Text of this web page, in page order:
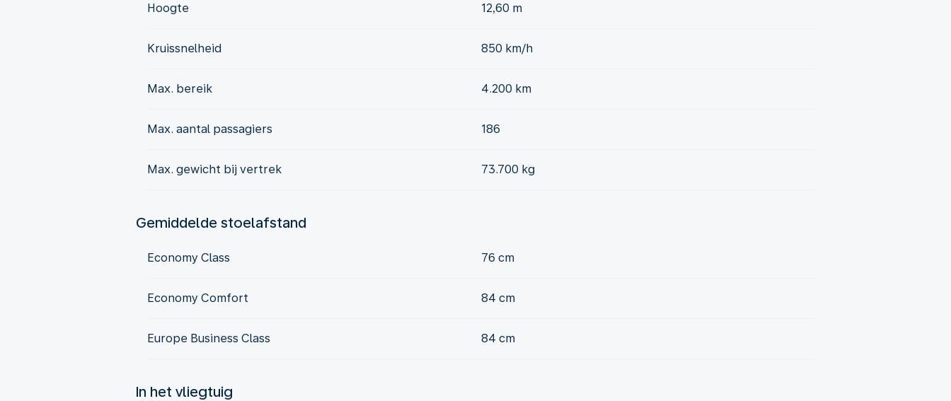
Hoogte 12,60 m
Kruissnelheid 850 km/h
Max. bereik 4.200 km
Max. aantal passagiers 186
Max. gewicht bij vertrek 73.700 kg
Gemiddelde stoelafstand
Economy Class 76 cm
Economy Comfort 84 cm
Europe Business Class 84 cm
In het vliegtuig